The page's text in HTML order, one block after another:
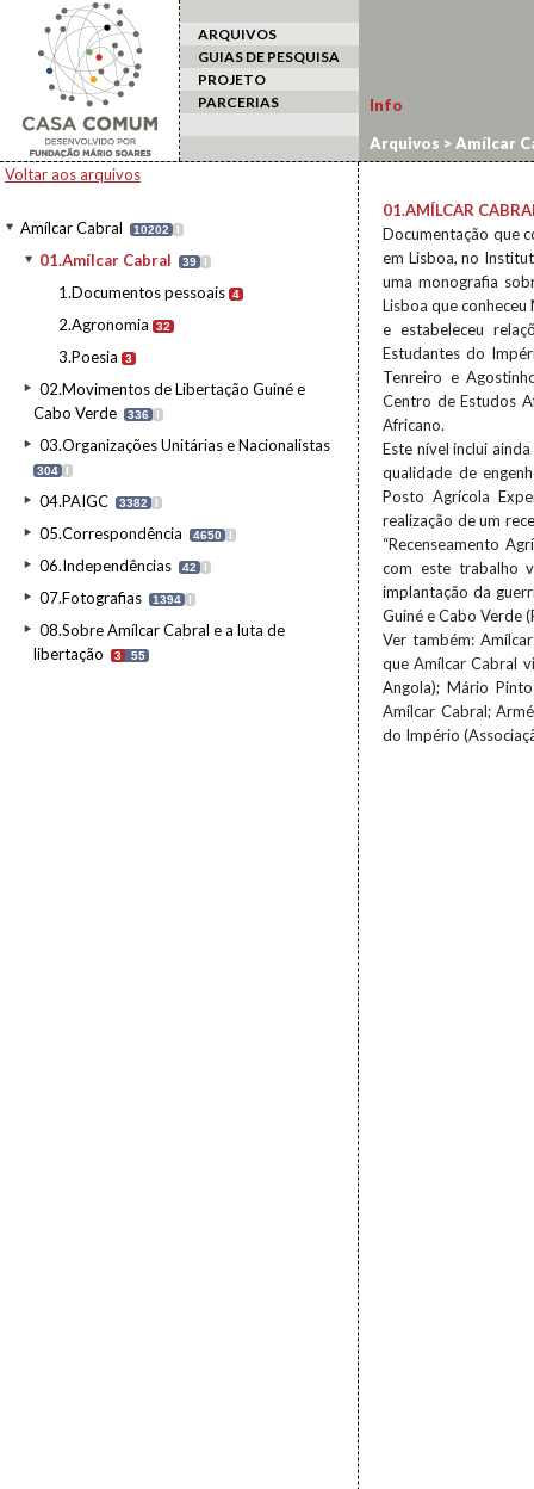
ARQUIVOS
GUIAS DE PESQUISA
PROJETO
PARCERIAS
Voltar aos arquivos
Amílcar Cabral 10202 I
01.Amílcar Cabral 39 I
1.Documentos pessoais 4
2.Agronomia 32
3.Poesia 3
02.Movimentos de Libertação Guiné e
Cabo Verde
336 I
03.Organizações Unitárias e Nacionalistas
304 I
04.PAIGC 3382 I
05.Correspondência 4650 I
06.Independências 42 I
07.Fotografias 1394 I
08.Sobre Amílcar Cabral e a luta de
libertação
3 55
Info
Arquivos >Amílcar
01.AMÍLCAR
Documentação que
em Lisboa, no
uma monografia
Lisboa que
e estabeleceu
Estudantes do
Tenreiro e
Centro de Estudos
Africano.
Este nível inclui
qualidade de
Posto Agrícola
realização de um
“Recenseamento
com este trabalho
implantação da
Guiné e Cabo Verde
Ver também:
que Amílcar Cabral
Angola); Mário
Amílcar Cabral;
do Império